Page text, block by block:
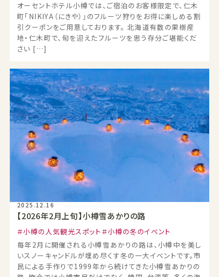
オーセントホテル小樽では、ご宿泊のお客様限定で、仁木
町「NIKIYA（にきや）」のフルーツ狩りをお得に楽しめる割
引クーポンをご用意しております。 北海道有数の果樹産
地・仁木町で、旬を迎えたフルーツを思う存分ご堪能くだ
さい […]
2025.12.16
【2026年2月上旬】小樽雪あかりの路
小樽の人気観光スポット
小樽の冬のイベント
毎年2月に開催される小樽雪あかりの路は、小樽中を美し
いスノーキャンドルが埋め尽くす冬の一大イベントです。市
民による手作りで1999年から続けてきた小樽雪あかりの